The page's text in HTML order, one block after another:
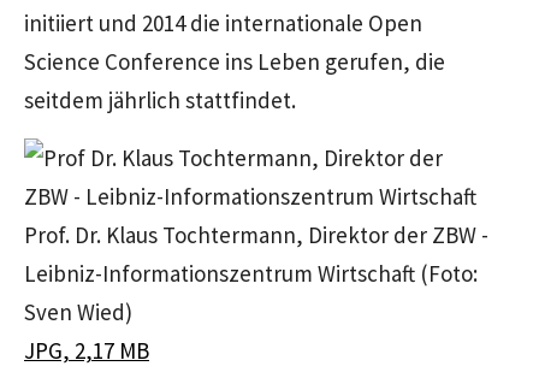
initiiert und 2014 die internationale Open
Science Conference ins Leben gerufen, die
seitdem jährlich stattfindet.
Prof. Dr. Klaus Tochtermann, Direktor der ZBW -
Leibniz-Informationszentrum Wirtschaft (Foto:
Sven Wied)
JPG, 2,17 MB